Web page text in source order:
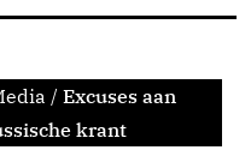
/ Excuses aan
krant